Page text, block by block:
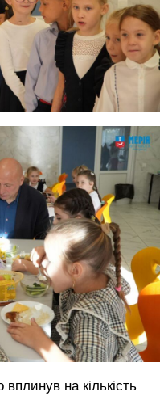
на кількість